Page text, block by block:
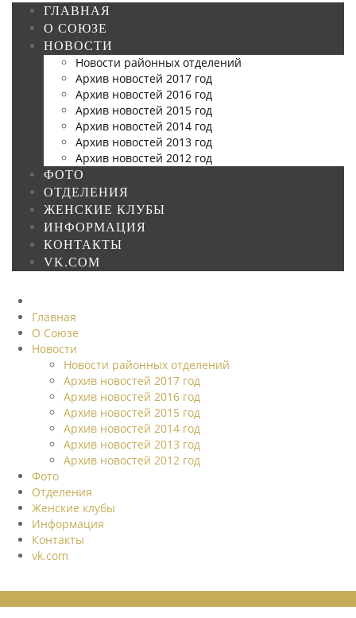
ГЛАВНАЯ
О СОЮЗЕ
НОВОСТИ
Новости районных отделений
Архив новостей 2017 год
Архив новостей 2016 год
Архив новостей 2015 год
Архив новостей 2014 год
Архив новостей 2013 год
Архив новостей 2012 год
ФОТО
ОТДЕЛЕНИЯ
ЖЕНСКИЕ КЛУБЫ
ИНФОРМАЦИЯ
КОНТАКТЫ
VK.COM
Главная
О Союзе
Новости
Новости районных отделений
Архив новостей 2017 год
Архив новостей 2016 год
Архив новостей 2015 год
Архив новостей 2014 год
Архив новостей 2013 год
Архив новостей 2012 год
Фото
Отделения
Женские клубы
Информация
Контакты
vk.com